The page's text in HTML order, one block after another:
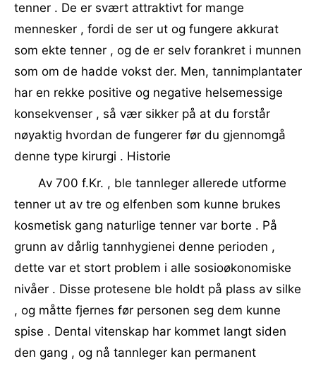
tenner . De er svært attraktivt for mange
mennesker , fordi de ser ut og fungere akkurat
som ekte tenner , og de ​​er selv forankret i munnen
som om de hadde vokst der. Men, tannimplantater
har en rekke positive og negative helsemessige
konsekvenser , så vær sikker på at du forstår
nøyaktig hvordan de fungerer før du gjennomgå
denne type kirurgi . Historie
Av 700 f.Kr. , ble tannleger allerede utforme
tenner ut av tre og elfenben som kunne brukes
kosmetisk gang naturlige tenner var borte . På
grunn av dårlig tannhygienei denne perioden ,
dette var et stort problem i alle sosioøkonomiske
nivåer . Disse protesene ble holdt på plass av silke
, og måtte fjernes før personen seg dem kunne
spise . Dental vitenskap har kommet langt siden
den gang , og nå tannleger kan permanent